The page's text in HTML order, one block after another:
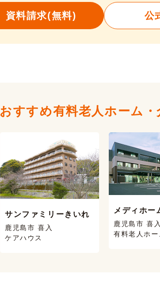
資料請求(無料) 公
おすすめ有料老人ホーム・
サンファミリーきいれ
鹿児島市 喜入
ケアハウス
メディホー
鹿児島市 喜入
有料老人ホー